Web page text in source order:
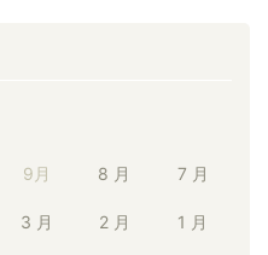
9月 8 月 7 月
3 月 2 月 1 月